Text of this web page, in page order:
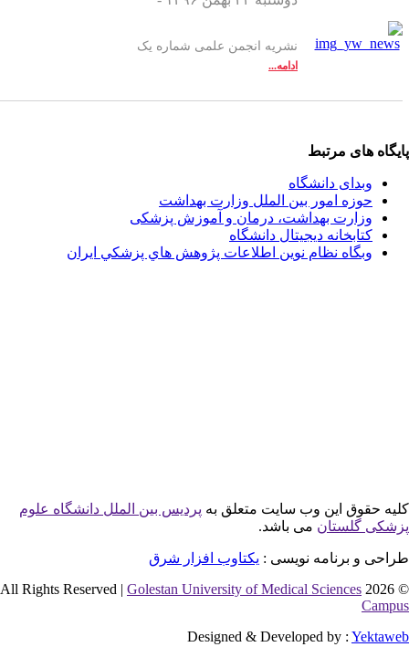
نشریه انجمن علمی شماره یک
مرتبط
دانشگاه
امور بین الملل وزارت بهداشت
بهداشت، درمان و آموزش پزشکی
دیجیتال دانشگاه
نظام نوين اطلاعات پژوهش هاي پزشكي ايران
این وب سایت متعلق بهپردیس بین الملل دانشگاه علوم
می باشد.
برنامه نویسی :یکتاوب افزار شرق
Golestan University of Medical Sciences
Designed & Developed by :